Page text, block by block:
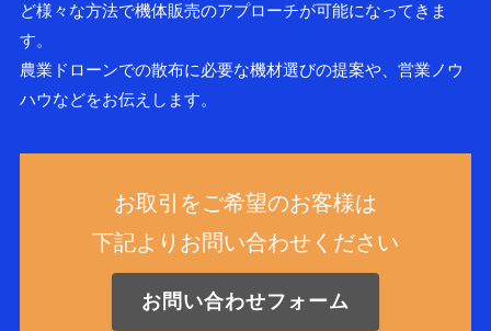
ど様々な方法で機体販売のアプローチが可能になってきま
す。
農業ドローンでの散布に必要な機材選びの提案や、営業ノウ
ハウなどをお伝えします。
お取引をご希望のお客様は
下記よりお問い合わせください
お問い合わせフォーム